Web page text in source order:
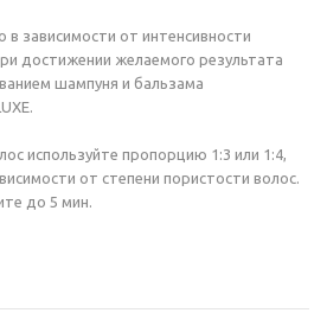
в зависимости от интенсивности
достижении желаемого результата
шампуня и бальзама
используйте пропорцию 1:3 или 1:4,
от степени пористости волос.
до 5 мин.